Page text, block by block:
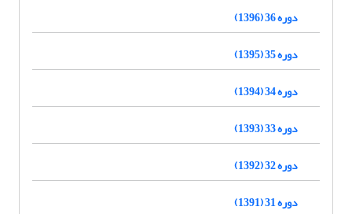
دوره 36 (1396)
دوره 35 (1395)
دوره 34 (1394)
دوره 33 (1393)
دوره 32 (1392)
دوره 31 (1391)